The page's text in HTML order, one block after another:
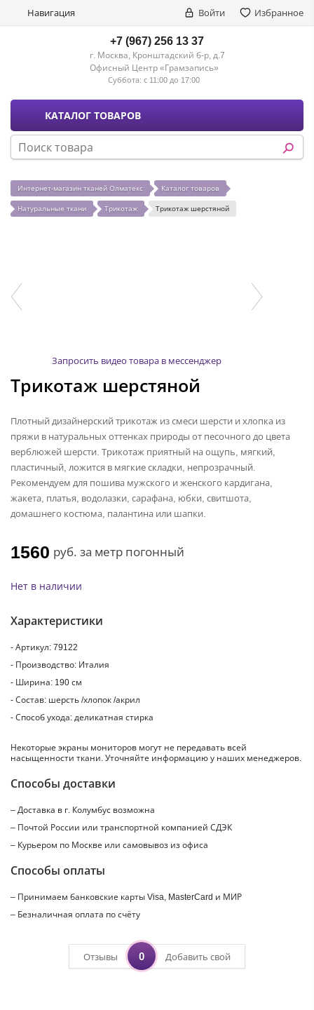
Навигация Войти Избранное
+7 (967) 256 13 37
г. Москва, Кронштадский б-р, д.7
Офисный Центр «Грамзапись»
Суббота: с 11:00 до 17:00
КАТАЛОГ ТОВАРОВ
Интернет-магазин тканей Олматекс Каталог товаров
Натуральные ткани Трикотаж Трикотаж шерстяной
Запросить видео товара в мессенджер
Трикотаж шерстяной
Плотный дизайнерский трикотаж из смеси шерсти и хлопка из
пряжи в натуральных оттенках природы от песочного до цвета
верблюжей шерсти. Трикотаж приятный на ощупь, мягкий,
пластичный, ложится в мягкие складки, непрозрачный.
Рекомендуем для пошива мужского и женского кардигана,
жакета, платья, водолазки, сарафана, юбки, свитшота,
домашнего костюма, палантина или шапки.
1560 руб. за метр погонный
Нет в наличии
Характеристики
- Артикул: 79122
- Производство: Италия
- Ширина: 190 см
- Состав: шерсть /хлопок /акрил
- Способ ухода: деликатная стирка
Некоторые экраны мониторов могут не передавать всей
насыщенности ткани. Уточняйте информацию у наших менеджеров.
Способы доставки
– Доставка в г. Колумбус возможна
– Почтой России или транспортной компанией СДЭК
– Курьером по Москве или самовывоз из офиса
Способы оплаты
– Принимаем банковские карты Visa, MasterCard и МИР
– Безналичная оплата по счёту
Отзывы 0 Добавить свой